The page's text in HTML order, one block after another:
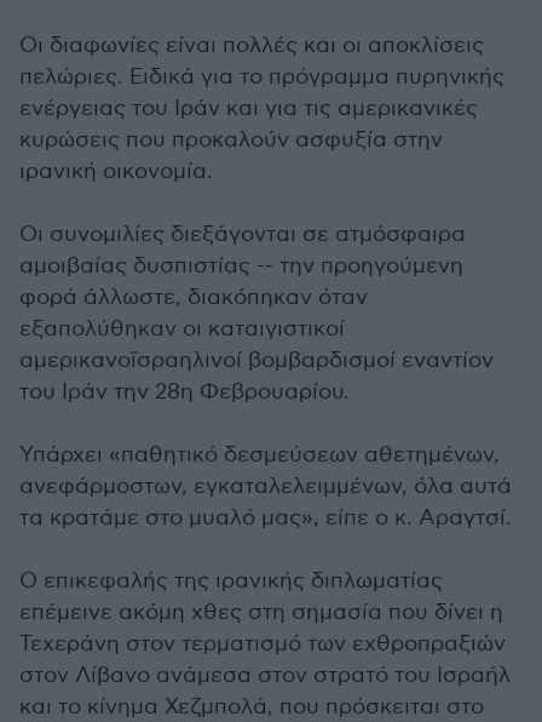
Οι διαφωνίες είναι πολλές και οι αποκλίσεις
πελώριες. Ειδικά για το πρόγραμμα πυρηνικής
ενέργειας του Ιράν και για τις αμερικανικές
κυρώσεις που προκαλούν ασφυξία στην
ιρανική οικονομία.
Οι συνομιλίες διεξάγονται σε ατμόσφαιρα
αμοιβαίας δυσπιστίας -- την προηγούμενη
φορά άλλωστε, διακόπηκαν όταν
εξαπολύθηκαν οι καταιγιστικοί
αμερικανοϊσραηλινοί βομβαρδισμοί εναντίον
του Ιράν την 28η Φεβρουαρίου.
Υπάρχει «παθητικό δεσμεύσεων αθετημένων,
ανεφάρμοστων, εγκαταλελειμμένων, όλα αυτά
τα κρατάμε στο μυαλό μας», είπε ο κ. Αραγτσί.
Ο επικεφαλής της ιρανικής διπλωματίας
επέμεινε ακόμη χθες στη σημασία που δίνει η
Τεχεράνη στον τερματισμό των εχθροπραξιών
στον Λίβανο ανάμεσα στον στρατό του Ισραήλ
και το κίνημα Χεζμπολά, που πρόσκειται στο